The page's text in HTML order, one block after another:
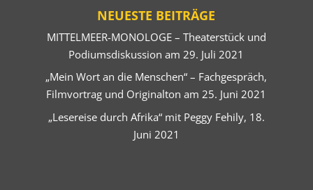
NEUESTE BEITRÄGE
MITTELMEER-MONOLOGE – Theaterstück und
Podiumsdiskussion am 29. Juli 2021
„Mein Wort an die Menschen“ – Fachgespräch,
Filmvortrag und Originalton am 25. Juni 2021
„Lesereise durch Afrika“ mit Peggy Fehily, 18.
Juni 2021